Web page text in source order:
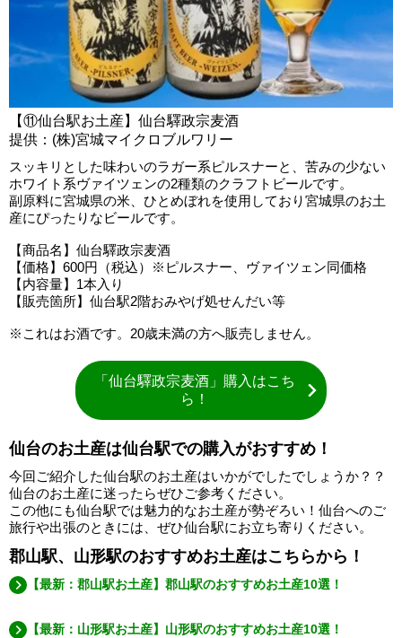
【⑪仙台駅お土産】仙台驛政宗麦酒
提供：(株)宮城マイクロブルワリー
スッキリとした味わいのラガー系ピルスナーと、苦みの少ない
ホワイト系ヴァイツェンの2種類のクラフトビールです。
副原料に宮城県の米、ひとめぼれを使用しており宮城県のお土
産にぴったりなビールです。
【商品名】仙台驛政宗麦酒
【価格】600円（税込）※ピルスナー、ヴァイツェン同価格
【内容量】1本入り
【販売箇所】仙台駅2階おみやげ処せんだい等
※これはお酒です。20歳未満の方へ販売しません。
「仙台驛政宗麦酒」購入はこち
ら！
仙台のお土産は仙台駅での購入がおすすめ！
今回ご紹介した仙台駅のお土産はいかがでしたでしょうか？？
仙台のお土産に迷ったらぜひご参考ください。
この他にも仙台駅では魅力的なお土産が勢ぞろい！仙台へのご
旅行や出張のときには、ぜひ仙台駅にお立ち寄りください。
郡山駅、山形駅のおすすめお土産はこちらから！
【最新：郡山駅お土産】郡山駅のおすすめお土産10選！
【最新：山形駅お土産】山形駅のおすすめお土産10選！